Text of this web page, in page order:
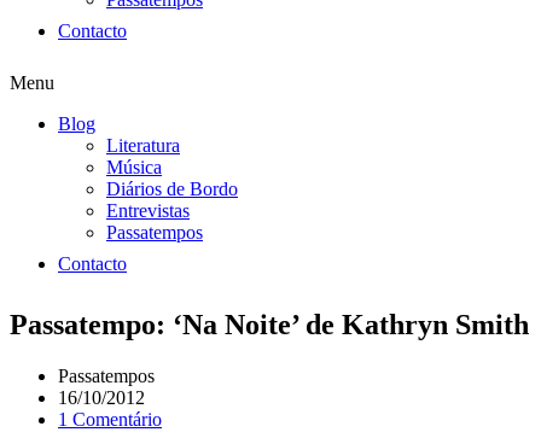
Contacto
Menu
Blog
Literatura
Música
Diários de Bordo
Entrevistas
Passatempos
Contacto
Passatempo: ‘Na Noite’ de Kathryn Smith
Passatempos
16/10/2012
1 Comentário